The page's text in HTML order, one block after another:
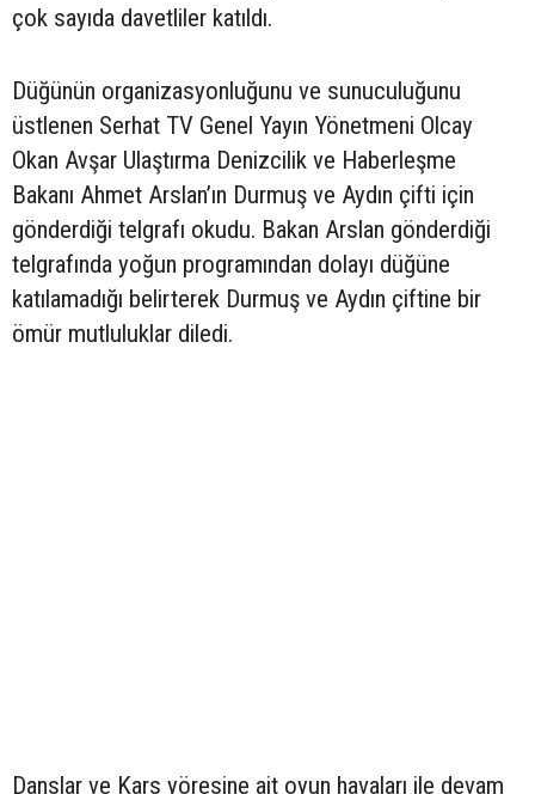
çok sayıda davetliler katıldı.
Düğünün organizasyonluğunu ve sunuculuğunu
üstlenen Serhat TV Genel Yayın Yönetmeni Olcay
Okan Avşar Ulaştırma Denizcilik ve Haberleşme
Bakanı Ahmet Arslan’ın Durmuş ve Aydın çifti için
gönderdiği telgrafı okudu. Bakan Arslan gönderdiği
telgrafında yoğun programından dolayı düğüne
katılamadığı belirterek Durmuş ve Aydın çiftine bir
ömür mutluluklar diledi.
Danslar ve Kars yöresine ait oyun havaları ile devam